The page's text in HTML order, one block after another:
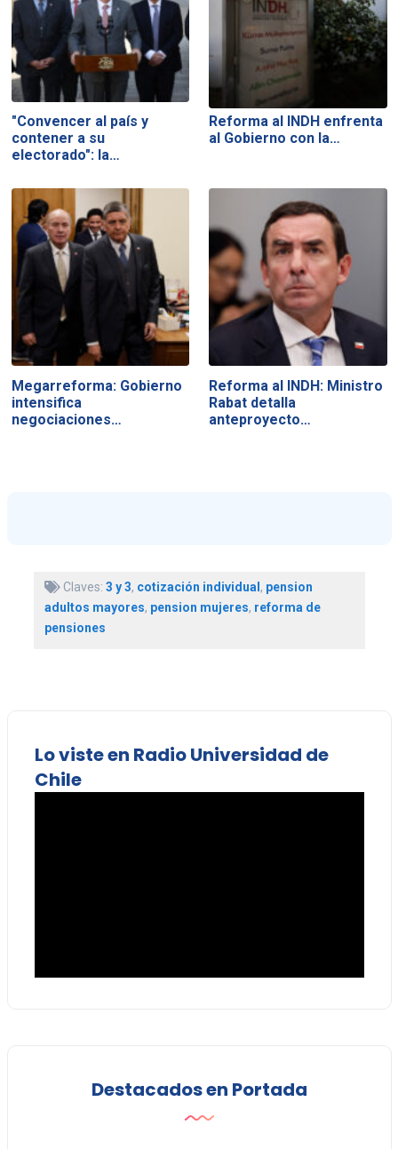
"Convencer al país y
contener a su
electorado": la…
Reforma al INDH enfrenta
al Gobierno con la…
Megarreforma: Gobierno
intensifica
negociaciones…
Reforma al INDH: Ministro
Rabat detalla
anteproyecto…
Claves: 3 y 3, cotización individual , pension
adultos mayores, pension mujeres, reforma de
pensiones
Lo viste en Radio Universidad de
Chile
Destacados en Portada